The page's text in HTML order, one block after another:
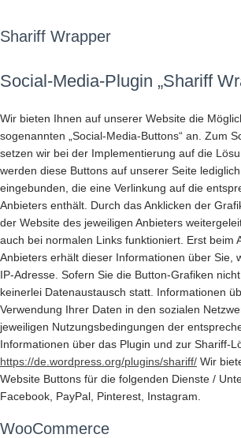
Shariff Wrapper
Social-Media-Plugin „Shariff
Wir bieten Ihnen auf unserer Website die
sogenannten „Social-Media-Buttons“ an. Zum
setzen wir bei der Implementierung auf die
werden diese Buttons auf unserer Seite
eingebunden, die eine Verlinkung auf die
Anbieters enthält. Durch das Anklicken der
der Website des jeweiligen Anbieters
auch bei normalen Links funktioniert. Erst beim
Anbieters erhält dieser Informationen über Sie,
IP-Adresse. Sofern Sie die Button-Grafiken
keinerlei Datenaustausch statt. Informationen
Verwendung Ihrer Daten in den sozialen
jeweiligen Nutzungsbedingungen der
Informationen über das Plugin und zur Shariff-
https://de.wordpress.org/plugins/shariff/ Wir
Website Buttons für die folgenden Dienste /
Facebook, PayPal, Pinterest, Instagram.
WooCommerce